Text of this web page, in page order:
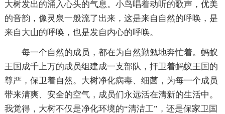
大树发出的涌入心头的气息。小鸟唱着动听的歌声，优美
的音韵，像灵泉一般流了出来，这是来自自然的呼唤，是
来自大山的呼唤，也是发自内心的呼唤。
每一个自然的成员，都在为自然勤勉地奔忙着。蚂蚁
王国成千上万的成员组建成一支部队，扞卫着蚂蚁王国的
尊严，保卫着自然。大树净化病毒、细菌，为每一个成员
带来清爽、安全的空气，成员们永远活在清新的生活中。
我觉得，大树不仅是净化环境的“清洁工”，还是保家卫国